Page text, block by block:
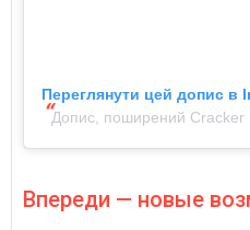
Переглянути цей допис в
Допис, поширений Cracker
Впереди — новые